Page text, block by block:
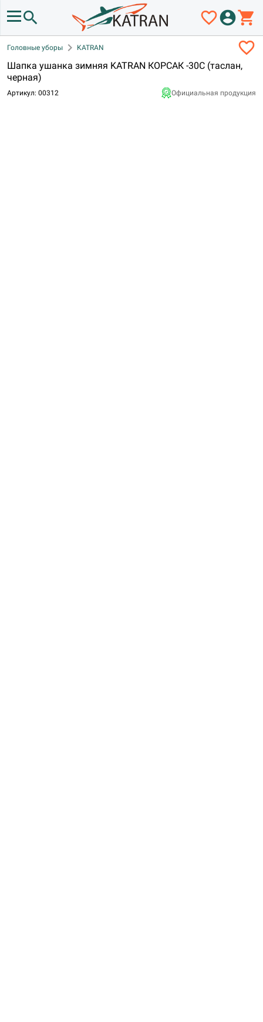
search favorite_borderaccount_circleshopping_cart
Головные уборы chevron_right KATRAN favorite_border
Шапка ушанка зимняя KATRAN КОРСАК -30С (таслан,
черная)
Артикул: 00312 Официальная продукция